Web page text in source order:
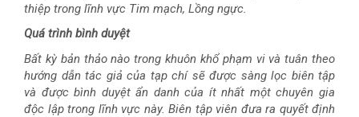
thiệp trong lĩnh vực Tim mạch, Lồng ngực.
Quá trình bình duyệt
Bất kỳ bản thảo nào trong khuôn khổ phạm vi và tuân theo
hướng dẫn tác giả của tạp chí sẽ được sàng lọc biên tập
và được bình duyệt ẩn danh của ít nhất một chuyên gia
độc lập trong lĩnh vực này. Biên tập viên đưa ra quyết định